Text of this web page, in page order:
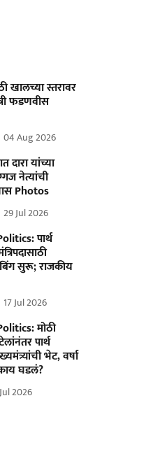
खालच्या स्तरावर
फडणवीस
04 Aug 2026
दारा यांच्या
नेत्यांची
Photos
29 Jul 2026
पार्थ
सुरू; राजकीय
17 Jul 2026
मोठी
पार्थ
भेट, वर्षा
घडलं?
2026